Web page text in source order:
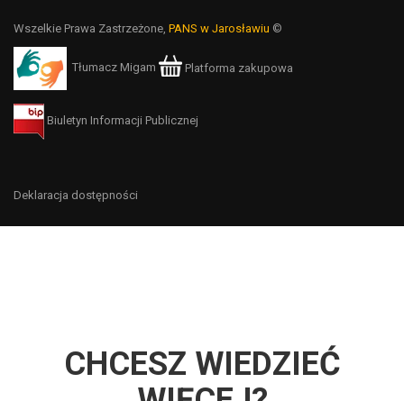
Wszelkie Prawa Zastrzeżone, PANS w Jarosławiu ©
Tłumacz Migam Platforma zakupowa
Biuletyn Informacji Publicznej
Deklaracja dostępności
CHCESZ WIEDZIEĆ